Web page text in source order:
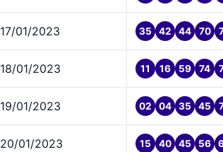
17/01/2023 35 42 44 70
18/01/2023 11 16 59 74
19/01/2023 02 04 35 45
20/01/2023 15 40 45 56